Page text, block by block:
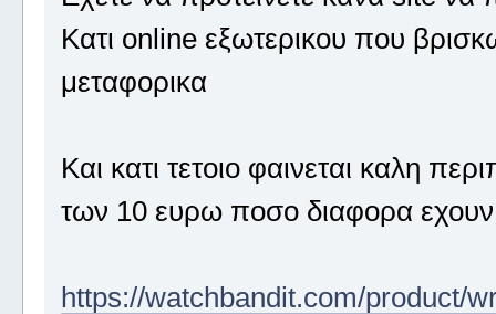
Κατι online εξωτερικου που
μεταφορικα
Και κατι τετοιο φαινεται καλη
των 10 ευρω ποσο διαφορα εχουν
https://watchbandit.com/product/